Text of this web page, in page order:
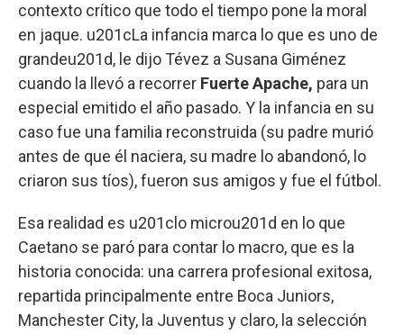
contexto crítico que todo el tiempo pone la moral
en jaque. u201cLa infancia marca lo que es uno de
grandeu201d, le dijo Tévez a Susana Giménez
cuando la llevó a recorrer Fuerte Apache, para un
especial emitido el año pasado. Y la infancia en su
caso fue una familia reconstruida (su padre murió
antes de que él naciera, su madre lo abandonó, lo
criaron sus tíos), fueron sus amigos y fue el fútbol.
Esa realidad es u201clo microu201d en lo que
Caetano se paró para contar lo macro, que es la
historia conocida: una carrera profesional exitosa,
repartida principalmente entre Boca Juniors,
Manchester City, la Juventus y claro, la selección